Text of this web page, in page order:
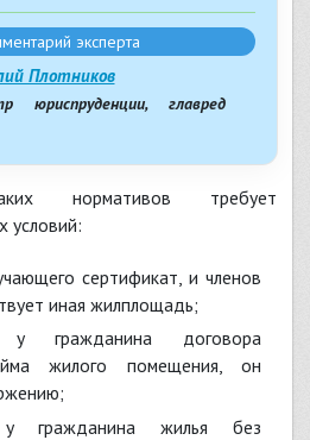
Плотников
юриспруденции, главред
эксперта
нормативов требует
условий:
иная жилплощадь;
жилого помещения, он